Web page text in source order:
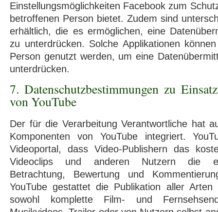
Einstellungsmöglichkeiten Facebook zum
betroffenen Person bietet. Zudem sind
erhältlich, die es ermöglichen, eine
zu unterdrücken. Solche Applikationen
Person genutzt werden, um eine
unterdrücken.
7. Datenschutzbestimmungen zu
von YouTube
Der für die Verarbeitung Verantwortliche hat
Komponenten von YouTube integriert.
Videoportal, dass Video-Publishern das
Videoclips und anderen Nutzern die
Betrachtung, Bewertung und
YouTube gestattet die Publikation aller
sowohl komplette Film- und